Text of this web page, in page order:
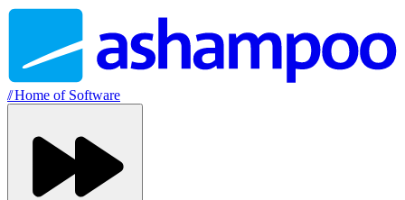
//Home of Software